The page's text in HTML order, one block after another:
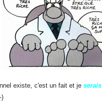
existe, c'est un fait et jeserais
)